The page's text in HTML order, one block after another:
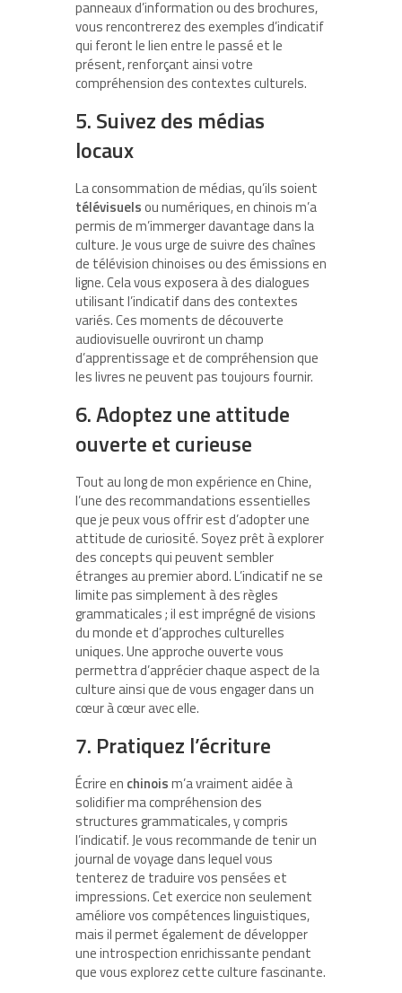
panneaux d’information ou des brochures,
vous rencontrerez des exemples d’indicatif
qui feront le lien entre le passé et le
présent, renforçant ainsi votre
compréhension des contextes culturels.
5. Suivez des médias
locaux
La consommation de médias, qu’ils soient
télévisuelsou numériques, en chinois m’a
permis de m’immerger davantage dans la
culture. Je vous urge de suivre des chaînes
de télévision chinoises ou des émissions en
ligne. Cela vous exposera à des dialogues
utilisant l’indicatif dans des contextes
variés. Ces moments de découverte
audiovisuelle ouvriront un champ
d’apprentissage et de compréhension que
les livres ne peuvent pas toujours fournir.
6. Adoptez une attitude
ouverte et curieuse
Tout au long de mon expérience en Chine,
l’une des recommandations essentielles
que je peux vous offrir est d’adopter une
attitude de curiosité. Soyez prêt à explorer
des concepts qui peuvent sembler
étranges au premier abord. L’indicatif ne se
limite pas simplement à des règles
grammaticales ; il est imprégné de visions
du monde et d’approches culturelles
uniques. Une approche ouverte vous
permettra d’apprécier chaque aspect de la
culture ainsi que de vous engager dans un
cœur à cœur avec elle.
7. Pratiquez l’écriture
Écrire en chinoism’a vraiment aidée à
solidifier ma compréhension des
structures grammaticales, y compris
l’indicatif. Je vous recommande de tenir un
journal de voyage dans lequel vous
tenterez de traduire vos pensées et
impressions. Cet exercice non seulement
améliore vos compétences linguistiques,
mais il permet également de développer
une introspection enrichissante pendant
que vous explorez cette culture fascinante.